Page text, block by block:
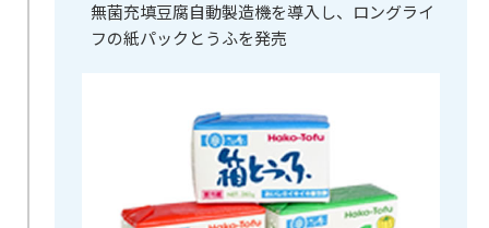
無菌充填豆腐自動製造機を導入し、ロングライ
フの紙パックとうふを発売